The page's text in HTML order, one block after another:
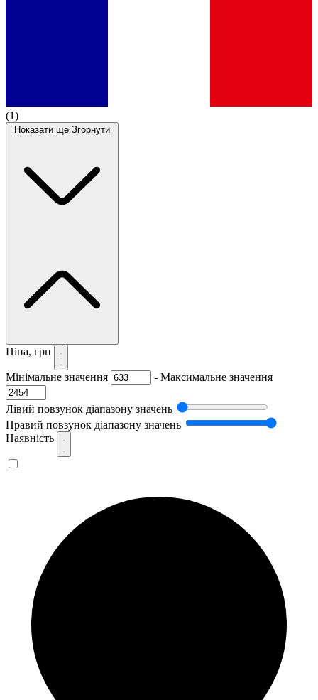
(1)
Показати ще Згорнути
Ціна, грн
Мінімальне значення - Максимальне значення
Лівий повзунок діапазону значень
Правий повзунок діапазону значень
Наявність